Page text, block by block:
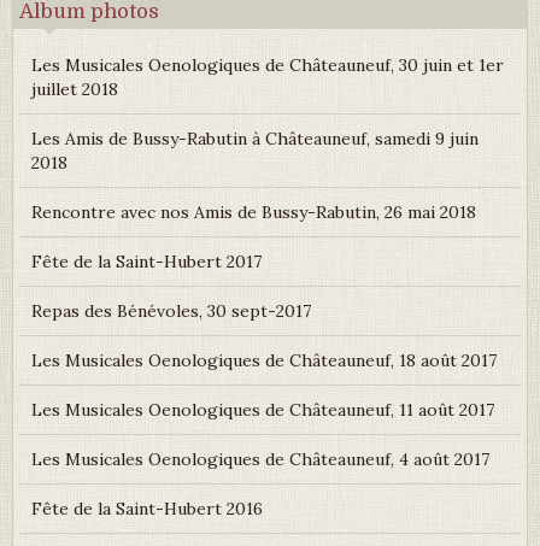
Album photos
Les Musicales Oenologiques de Châteauneuf, 30 juin et 1er
juillet 2018
Les Amis de Bussy-Rabutin à Châteauneuf, samedi 9 juin
2018
Rencontre avec nos Amis de Bussy-Rabutin, 26 mai 2018
Fête de la Saint-Hubert 2017
Repas des Bénévoles, 30 sept-2017
Les Musicales Oenologiques de Châteauneuf, 18 août 2017
Les Musicales Oenologiques de Châteauneuf, 11 août 2017
Les Musicales Oenologiques de Châteauneuf, 4 août 2017
Fête de la Saint-Hubert 2016